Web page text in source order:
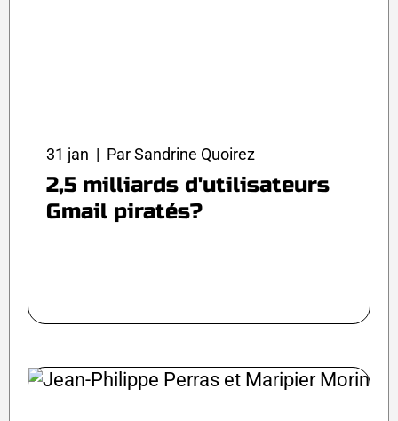
31 jan | Par Sandrine Quoirez
2,5 milliards d'utilisateurs
Gmail piratés?